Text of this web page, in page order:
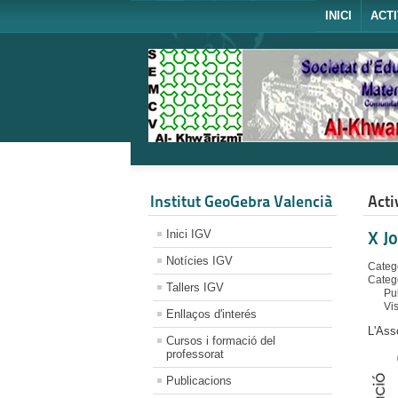
INICI
Institut GeoGebra Valencià
Inici IGV
Notícies IGV
Tallers IGV
Enllaços d'interés
Cursos i formació del
professorat
Publicacions
X